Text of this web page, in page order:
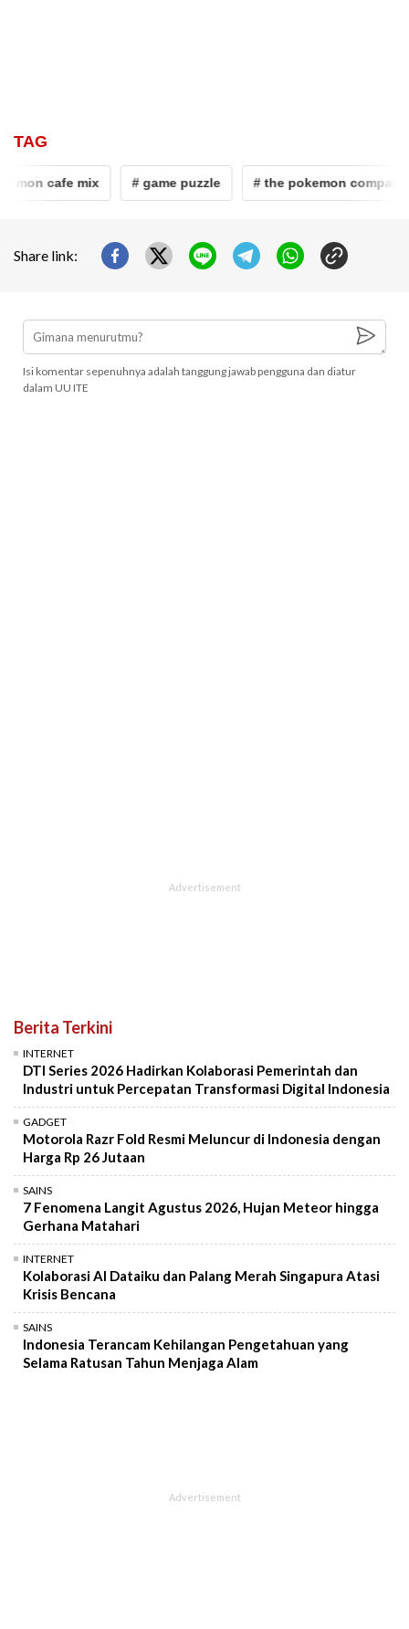
TAG
cafe mix # game puzzle # the pokemon company
Share link:
Isi komentar sepenuhnya adalah tanggung jawab pengguna dan diatur
dalam UU ITE
Berita Terkini
INTERNET
DTI Series 2026 Hadirkan Kolaborasi Pemerintah dan
Industri untuk Percepatan Transformasi Digital Indonesia
GADGET
Motorola Razr Fold Resmi Meluncur di Indonesia dengan
Harga Rp 26 Jutaan
SAINS
7 Fenomena Langit Agustus 2026, Hujan Meteor hingga
Gerhana Matahari
INTERNET
Kolaborasi AI Dataiku dan Palang Merah Singapura Atasi
Krisis Bencana
SAINS
Indonesia Terancam Kehilangan Pengetahuan yang
Selama Ratusan Tahun Menjaga Alam